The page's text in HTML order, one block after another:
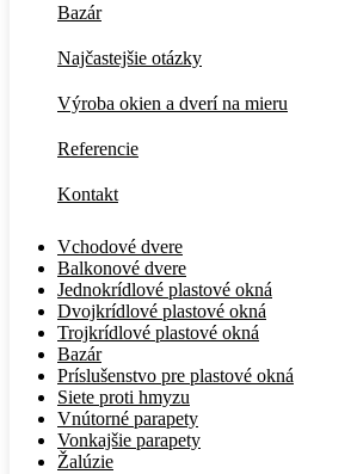
Bazár
Najčastejšie otázky
Výroba okien a dverí na mieru
Referencie
Kontakt
Vchodové dvere
Balkonové dvere
Jednokrídlové plastové okná
Dvojkrídlové plastové okná
Trojkrídlové plastové okná
Bazár
Príslušenstvo pre plastové okná
Siete proti hmyzu
Vnútorné parapety
Vonkajšie parapety
Žalúzie